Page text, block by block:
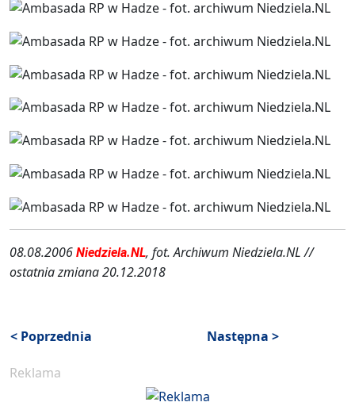
08.08.2006 Niedziela.NL, fot. Archiwum Niedziela.NL //
ostatnia zmiana 20.12.2018
< Poprzednia Następna >
Reklama